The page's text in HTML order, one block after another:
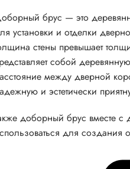
брус — это
установки и отделки
стены превышает
собой
между дверной
и эстетически
доборный брус вместе
для создания